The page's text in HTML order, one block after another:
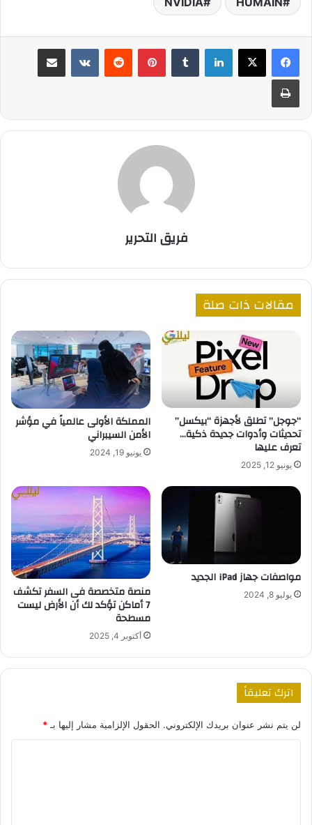
لينكدإن بينتيريست مشاركة عبر البريد
طباعة
فريق التحرير
مقالات ذات صلة
“جوجل” تطلق لأجهزة “بيكسل”
تحديثات وأدوات جديدة ذكية…
تعرف عليها
يونيو 12, 2025
المملكة الأولى عالمياً في مؤشر
الأمن السيبراني
يونيو 19, 2024
مواصفات جهاز iPad الجديد
يوليو 8, 2024 منصة متخصصة فى السفر تكشف
7 أماكن تؤكد لك أن الأرض ليست
مسطحة
أكتوبر 4, 2025
اترك تعليقاً
لن يتم نشر عنوان بريدك الإلكتروني. الحقول الإلزامية مشار إليها بـ *